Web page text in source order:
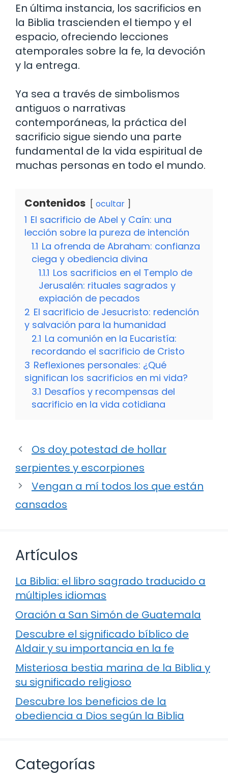
En última instancia, los sacrificios en
la Biblia trascienden el tiempo y el
espacio, ofreciendo lecciones
atemporales sobre la fe, la devoción
y la entrega.
Ya sea a través de simbolismos
antiguos o narrativas
contemporáneas, la práctica del
sacrificio sigue siendo una parte
fundamental de la vida espiritual de
muchas personas en todo el mundo.
Contenidos ocultar
1 El sacrificio de Abel y Caín: una
lección sobre la pureza de intención
1.1 La ofrenda de Abraham: confianza
ciega y obediencia divina
1.1.1 Los sacrificios en el Templo de
Jerusalén: rituales sagrados y
expiación de pecados
2 El sacrificio de Jesucristo: redención
y salvación para la humanidad
2.1 La comunión en la Eucaristía:
recordando el sacrificio de Cristo
3 Reflexiones personales: ¿Qué
significan los sacrificios en mi vida?
3.1 Desafíos y recompensas del
sacrificio en la vida cotidiana
Os doy potestad de hollar
serpientes y escorpiones
Vengan a mí todos los que están
cansados
Artículos
La Biblia: el libro sagrado traducido a
múltiples idiomas
Oración a San Simón de Guatemala
Descubre el significado bíblico de
Aldair y su importancia en la fe
Misteriosa bestia marina de la Biblia y
su significado religioso
Descubre los beneficios de la
obediencia a Dios según la Biblia
Categorías